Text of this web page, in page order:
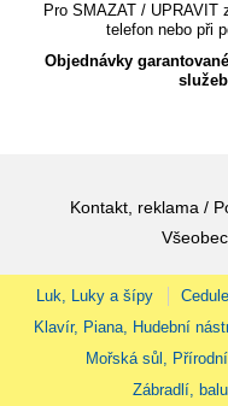
Pro SMAZAT / UPRAVIT
telefon nebo při
Objednávky
Kontakt, reklama /
Luk, Luky a šípy
Klavír, Piana, Hudební
Mořská sůl,
Zábradlí,